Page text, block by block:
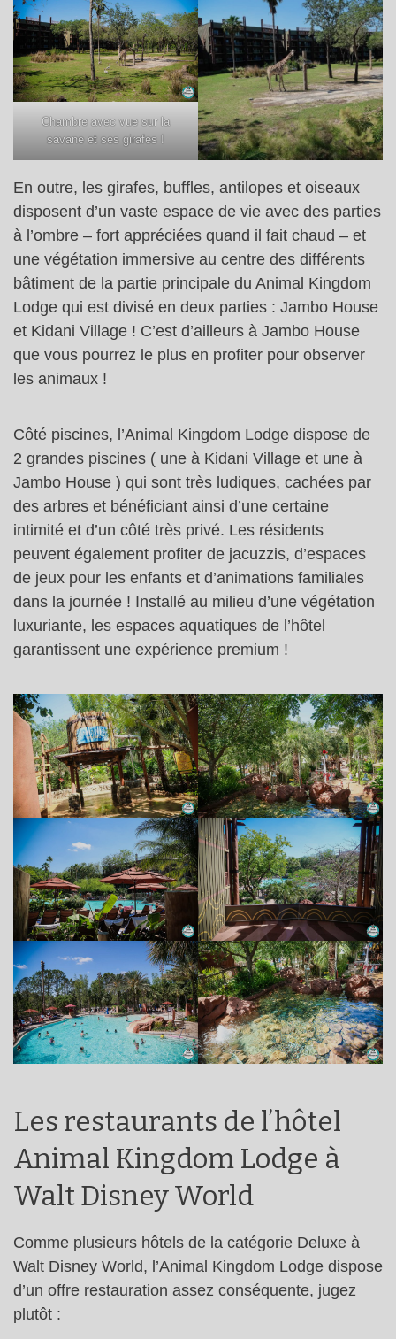
Chambre avec vue sur la
savane et ses girafes !
En outre, les girafes, buffles, antilopes et oiseaux
disposent d’un vaste espace de vie avec des parties
à l’ombre – fort appréciées quand il fait chaud – et
une végétation immersive au centre des différents
bâtiment de la partie principale du Animal Kingdom
Lodge qui est divisé en deux parties : Jambo House
et Kidani Village ! C’est d’ailleurs à Jambo House
que vous pourrez le plus en profiter pour observer
les animaux !
Côté piscines, l’Animal Kingdom Lodge dispose de
2 grandes piscines ( une à Kidani Village et une à
Jambo House ) qui sont très ludiques, cachées par
des arbres et bénéficiant ainsi d’une certaine
intimité et d’un côté très privé. Les résidents
peuvent également profiter de jacuzzis, d’espaces
de jeux pour les enfants et d’animations familiales
dans la journée ! Installé au milieu d’une végétation
luxuriante, les espaces aquatiques de l’hôtel
garantissent une expérience premium !
Les restaurants de l’hôtel
Animal Kingdom Lodge à
Walt Disney World
Comme plusieurs hôtels de la catégorie Deluxe à
Walt Disney World, l’Animal Kingdom Lodge dispose
d’un offre restauration assez conséquente, jugez
plutôt :